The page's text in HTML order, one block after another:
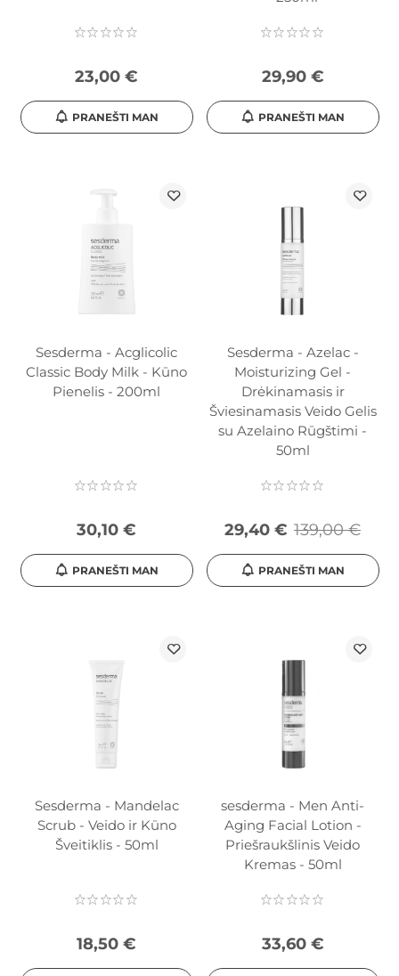
23,00 €
PRANEŠTI MAN
29,90 €
PRANEŠTI MAN
Sesderma - Acglicolic
Classic Body Milk - Kūno
Pienelis - 200ml
30,10 €
PRANEŠTI MAN
Sesderma - Azelac -
Moisturizing Gel -
Drėkinamasis ir
Šviesinamasis Veido Gelis
su Azelaino Rūgštimi -
50ml
139,00 €
29,40 €
PRANEŠTI MAN
Sesderma - Mandelac
Scrub - Veido ir Kūno
Šveitiklis - 50ml
18,50 €
sesderma - Men Anti-
Aging Facial Lotion -
Priešraukšlinis Veido
Kremas - 50ml
33,60 €